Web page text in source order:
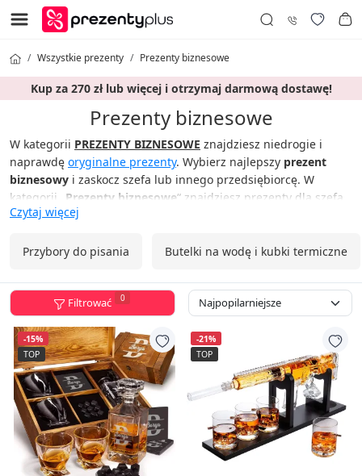
Wszystkie prezenty Prezenty biznesowe
Kup za 270 zł lub więcej i otrzymaj darmową dostawę!
Prezenty biznesowe
W kategorii PREZENTY BIZNESOWE znajdziesz niedrogie i
naprawdę oryginalne prezenty. Wybierz najlepszy prezent
biznesowy i zaskocz szefa lub innego przedsiębiorcę. W
kategorii „ Prezenty biznesowe“ znajdziesz prezenty dla szefa,
przełożonego lub przedsiębiorcy. Zaskocz swoich przełożonych
Prezenty Plus już teraz!
Prezenty Plus śmiało stwierdza: Od teraz prezent to nie
problem!
Czytaj więcej
Przybory do pisania Butelki na wodę i kubki termiczne
Filtrować 0
-15%
TOP
-21%
TOP